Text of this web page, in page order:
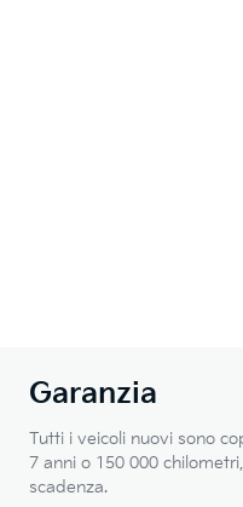
Garanzia
Tutti i veicoli nuovi sono
7 anni o 150 000
scadenza.